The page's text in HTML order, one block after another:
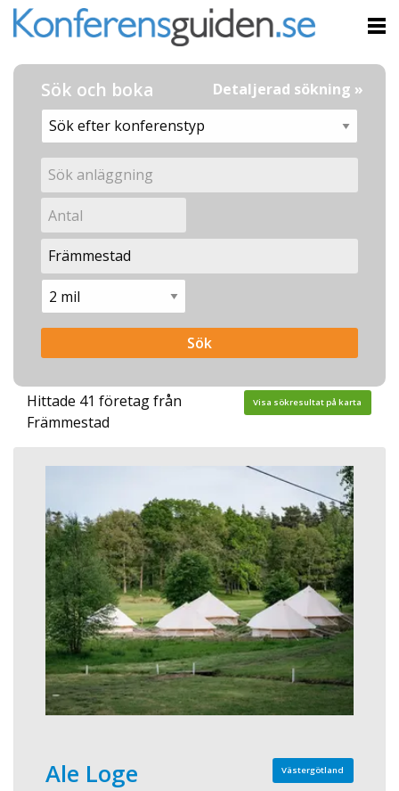
Sök och boka Detaljerad sökning »
Hittade 41 företag från
Främmestad
Visa sökresultat på karta
Västergötland
Ale Loge